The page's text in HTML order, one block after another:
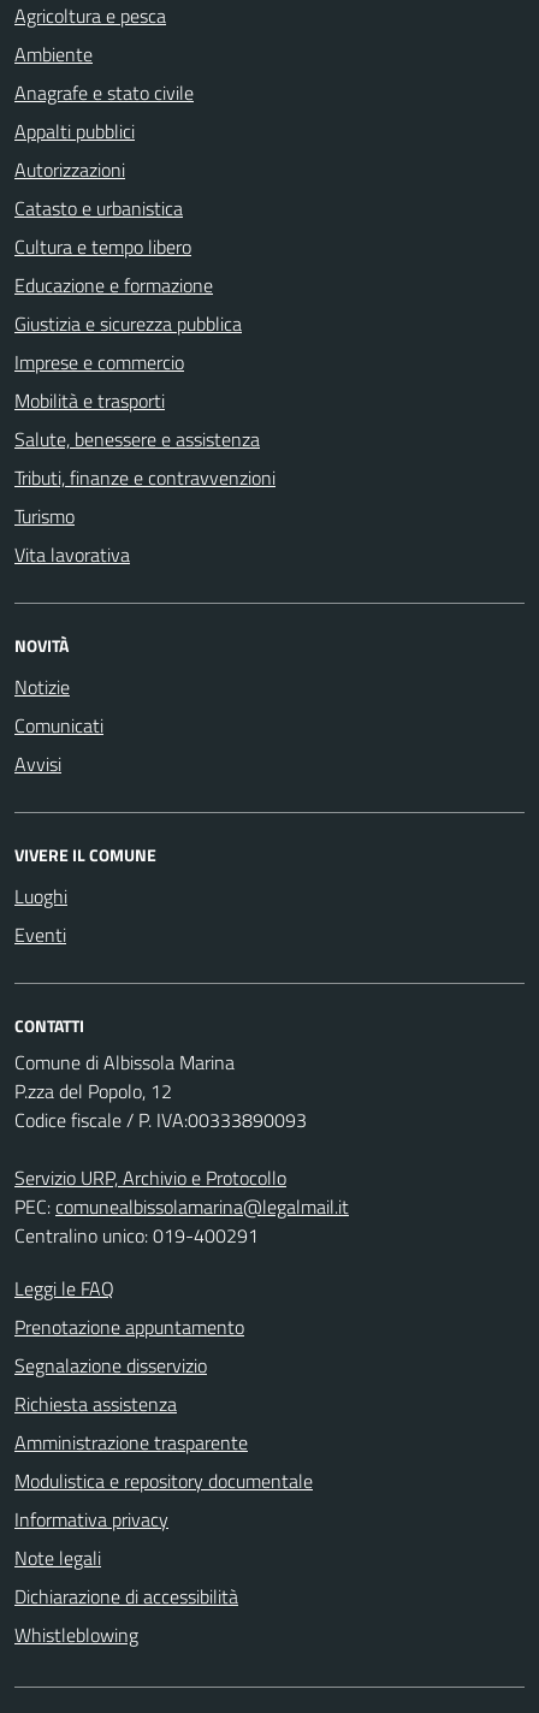
Agricoltura e pesca
Ambiente
Anagrafe e stato civile
Appalti pubblici
Autorizzazioni
Catasto e urbanistica
Cultura e tempo libero
Educazione e formazione
Giustizia e sicurezza pubblica
Imprese e commercio
Mobilità e trasporti
Salute, benessere e assistenza
Tributi, finanze e contravvenzioni
Turismo
Vita lavorativa
NOVITÀ
Notizie
Comunicati
Avvisi
VIVERE IL COMUNE
Luoghi
Eventi
CONTATTI
Comune di Albissola Marina
P.zza del Popolo, 12
Codice fiscale / P. IVA:00333890093
Servizio URP, Archivio e Protocollo
PEC:comunealbissolamarina@legalmail.it
Centralino unico: 019-400291
Leggi le FAQ
Prenotazione appuntamento
Segnalazione disservizio
Richiesta assistenza
Amministrazione trasparente
Modulistica e repository documentale
Informativa privacy
Note legali
Dichiarazione di accessibilità
Whistleblowing